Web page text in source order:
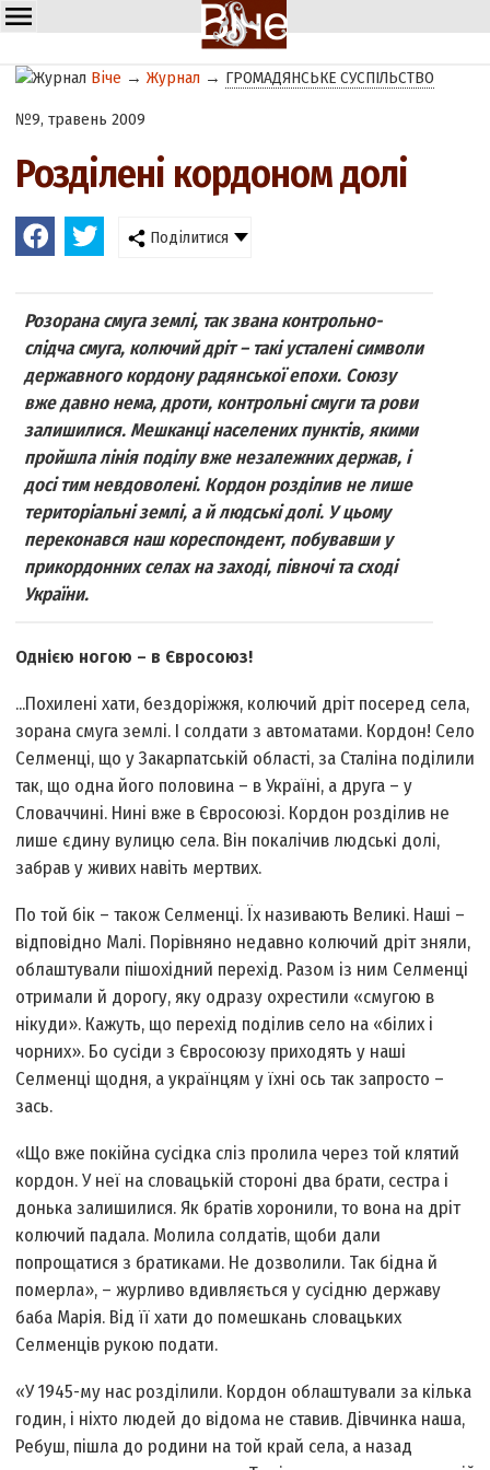
Віче →Журнал → ГРОМАДЯНСЬКЕ СУСПІЛЬСТВО
№9, травень 2009
Роздiленi кордоном долі
Поділитися
Розорана смуга землi, так звана контрольно-
слідча смуга, колючий дрiт – такі усталені символи
державного кордону радянської епохи. Союзу
вже давно нема, дроти, контрольні смуги та рови
залишилися. Мешканці населених пунктів, якими
пройшла лiнiя подiлу вже незалежних держав, і
досi тим невдоволенi. Кордон роздiлив не лише
територiальнi землi, а й людськi долi. У цьому
переконався наш кореспондент, побувавши у
прикордонних селах на заходi, пiвночi та сходi
України.
Однiєю ногою – в Євросоюз!
...Похиленi хати, бездорiжжя, колючий дрiт посеред села,
зорана смуга землi. I солдати з автоматами. Кордон! Село
Селменцi, що у Закарпатськiй областi, за Сталiна подiлили
так, що одна його половина – в Українi, а друга – у
Словаччинi. Нинi вже в Євросоюзi. Кордон роздiлив не
лише єдину вулицю села. Вiн покалiчив людськi долi,
забрав у живих навiть мертвих.
По той бiк – також Селменцi. Їх називають Великi. Нашi –
вiдповiдно Малi. Порівняно недавно колючий дрiт зняли,
облаштували пiшохiдний перехiд. Разом із ним Селменцi
отримали й дорогу, яку одразу охрестили «смугою в
нiкуди». Кажуть, що перехiд подiлив село на «бiлих i
чорних». Бо сусiди з Євросоюзу приходять у нашi
Селменцi щодня, а українцям у їхнi ось так запросто –
зась.
«Що вже покiйна сусiдка слiз пролила через той клятий
кордон. У неї на словацькiй сторонi два брати, сестра i
донька залишилися. Як братiв хоронили, то вона на дрiт
колючий падала. Молила солдатiв, щоби дали
попрощатися з братиками. Не дозволили. Так бiдна й
померла», – журливо вдивляється у сусiдню державу
баба Марiя. Вiд її хати до помешкань словацьких
Селменцiв рукою подати.
«У 1945-му нас роздiлили. Кордон облаштували за кiлька
годин, i нiхто людей до відома не ставив. Дiвчинка наша,
Ребуш, пiшла до родини на той край села, а назад